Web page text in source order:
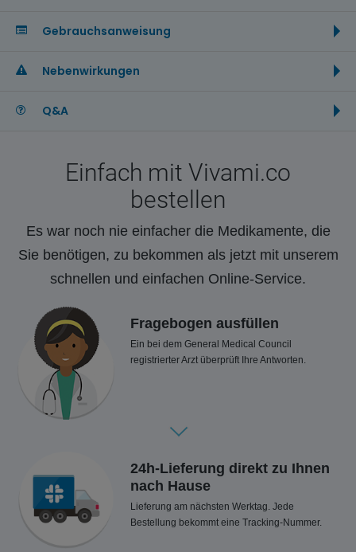
Gebrauchsanweisung
Nebenwirkungen
Q&A
Einfach mit Vivami.co
bestellen
Es war noch nie einfacher die Medikamente, die
Sie benötigen, zu bekommen als jetzt mit unserem
schnellen und einfachen Online-Service.
Fragebogen ausfüllen
Ein bei dem General Medical Council
registrierter Arzt überprüft Ihre Antworten.
24h-Lieferung direkt zu Ihnen
nach Hause
Lieferung am nächsten Werktag. Jede
Bestellung bekommt eine Tracking-Nummer.